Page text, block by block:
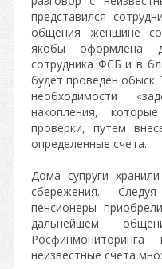
представился
общения женщине
якобы оформлена
сотрудника ФСБ и в
будет проведен
необходимости
накопления,
проверки, путем
определенные счета.
Дома супруги
сбережения.
пенсионеры
дальнейшем
неизвестные счета